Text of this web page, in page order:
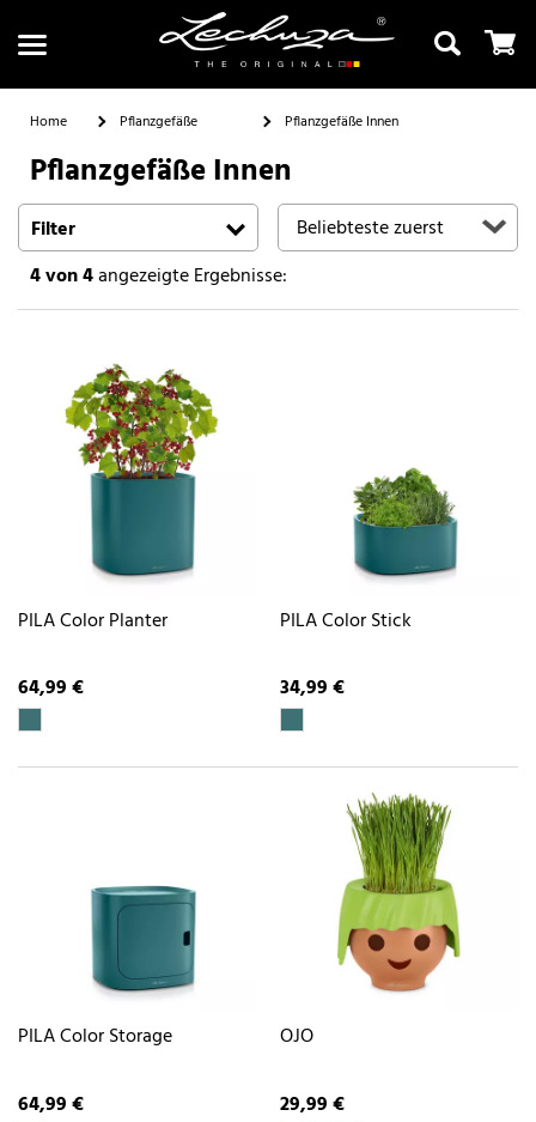
Suchen
Home Pflanzgefäße Pflanzgefäße Innen
Pflanzgefäße Innen
Filter
4von 4angezeigte Ergebnisse:
PILA Color Planter
64,99 €
PILA Color Stick
34,99 €
PILA Color Storage
64,99 €
OJO
29,99 €